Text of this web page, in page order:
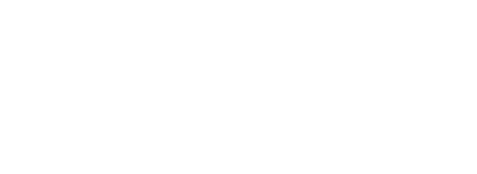
most respected négociants. Each one is hand-